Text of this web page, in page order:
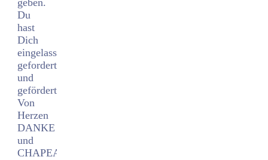
geben.
Du
hast
Dich
eingelassen,
gefordert
und
gefördert.
Von
Herzen
DANKE
und
CHAPEAU